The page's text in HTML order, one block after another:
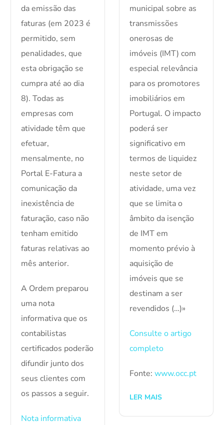
da emissão das
faturas (em 2023 é
permitido, sem
penalidades, que
esta obrigação se
cumpra até ao dia
8). Todas as
empresas com
atividade têm que
efetuar,
mensalmente, no
Portal E-Fatura a
comunicação da
inexistência de
faturação, caso não
tenham emitido
faturas relativas ao
mês anterior.
A Ordem preparou
uma nota
informativa que os
contabilistas
certificados poderão
difundir junto dos
seus clientes com
os passos a seguir.
Nota informativa
municipal sobre as
transmissões
onerosas de
imóveis (IMT) com
especial relevância
para os promotores
imobiliários em
Portugal. O impacto
poderá ser
significativo em
termos de liquidez
neste setor de
atividade, uma vez
que se limita o
âmbito da isenção
de IMT em
momento prévio à
aquisição de
imóveis que se
destinam a ser
revendidos (…)»
Consulte o artigo
completo
Fonte: www.occ.pt
LER MAIS